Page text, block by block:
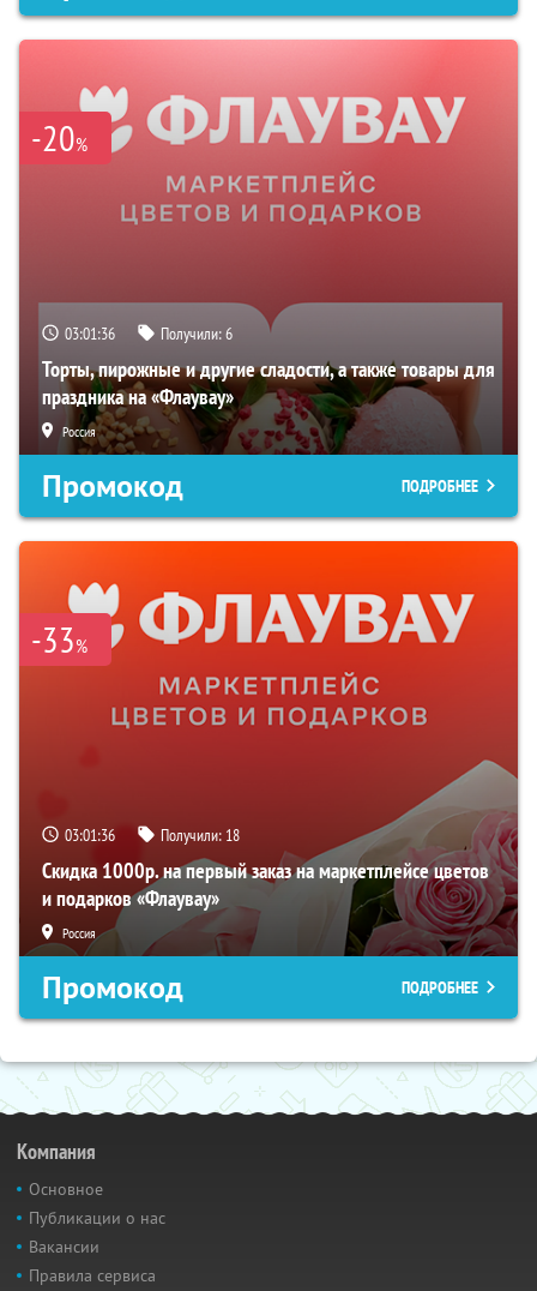
-20%
03:01:35 Получили:6
Торты, пирожные и другие сладости, а также товары для
праздника на «Флаувау»
Россия
Промокод ПОДРОБНЕЕ
-33%
03:01:35 Получили: 18
Скидка 1000р. на первый заказ на маркетплейсе цветов
и подарков «Флаувау»
Россия
Промокод ПОДРОБНЕЕ
Компания
Основное
Публикации о нас
Вакансии
Правила сервиса